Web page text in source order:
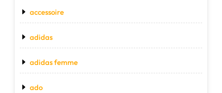
accessoire
adidas
adidas femme
ado